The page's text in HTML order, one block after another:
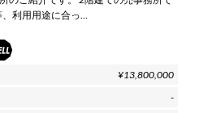
、利用用途に合っ…
¥13,800,000
-